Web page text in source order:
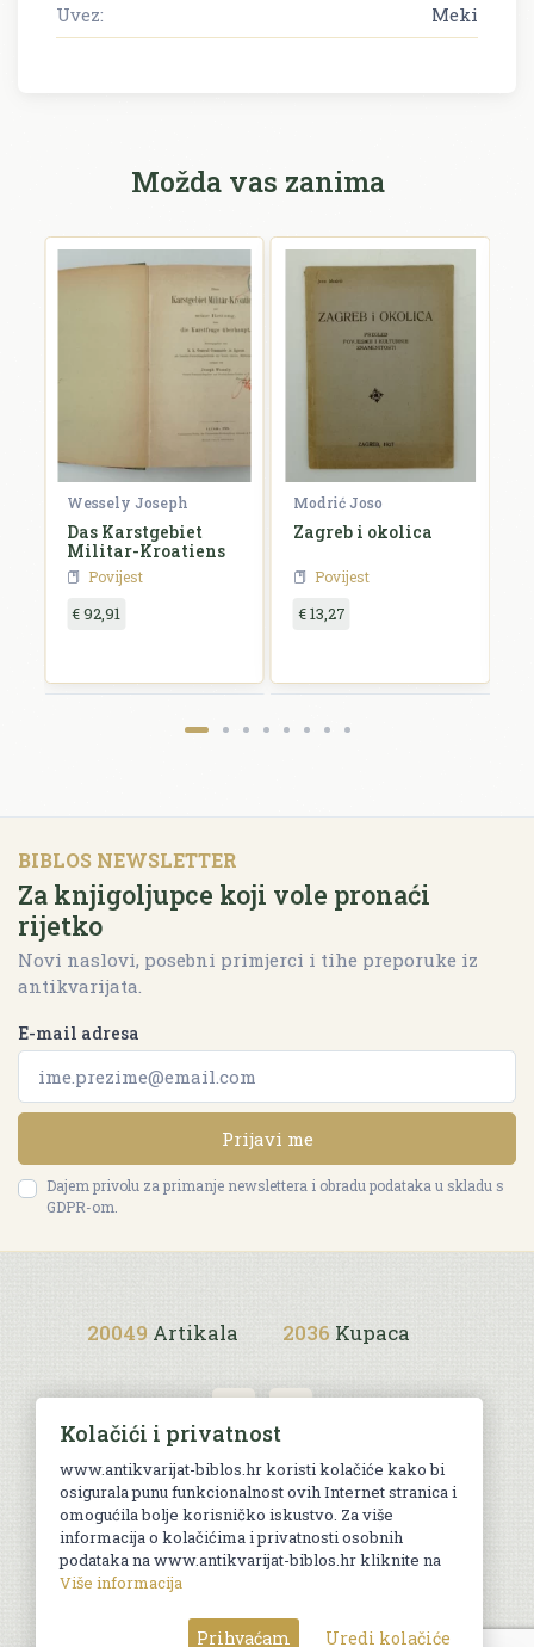
Uvez:
Meki
Možda vas zanima
Wessely Joseph
Das Karstgebiet
Militar-Kroatiens
Povijest
€ 92,91
Modrić Joso
Zagreb i okolica
Povijest
€ 13,27
BIBLOS NEWSLETTER
Za knjigoljupce koji vole pronaći
rijetko
Novi naslovi, posebni primjerci i tihe preporuke iz
antikvarijata.
E-mail adresa
Prijavi me
Dajem privolu za primanje newslettera i obradu podataka u skladu s
GDPR-om.
20049 Artikala 2036 Kupaca
Uvjeti kupnje
© Sva prava pridržana. Web by
Kolačići i privatnost
www.antikvarijat-biblos.hr koristi kolačiće kako bi
osigurala punu funkcionalnost ovih Internet stranica i
omogućila bolje korisničko iskustvo. Za više
informacija o kolačićima i privatnosti osobnih
podataka na www.antikvarijat-biblos.hr kliknite na
Više informacija
Prihvaćam Uredi kolačiće